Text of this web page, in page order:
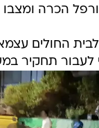
הכרה
לבית החולים
לעבור תחקיר